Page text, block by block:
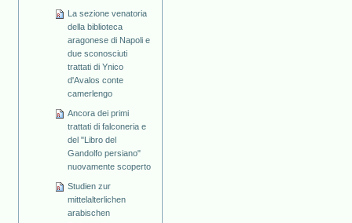
La sezione venatoria
della biblioteca
aragonese di Napoli e
due sconosciuti
trattati di Ynico
d'Avalos conte
camerlengo
Ancora dei primi
trattati di falconeria e
del "Libro del
Gandolfo persiano"
nuovamente scoperto
Studien zur
mittelalterlichen
arabischen